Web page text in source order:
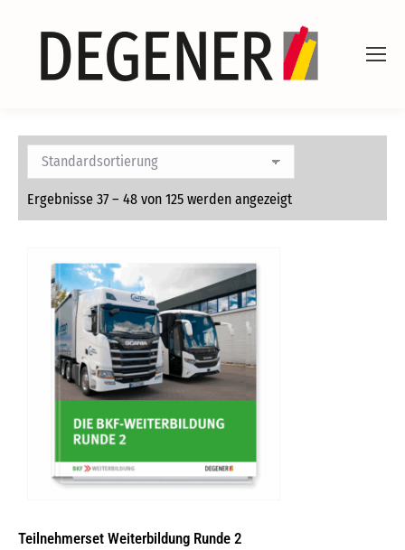
Ergebnisse 37 – 48 von 125 werden angezeigt
Teilnehmerset Weiterbildung Runde 2